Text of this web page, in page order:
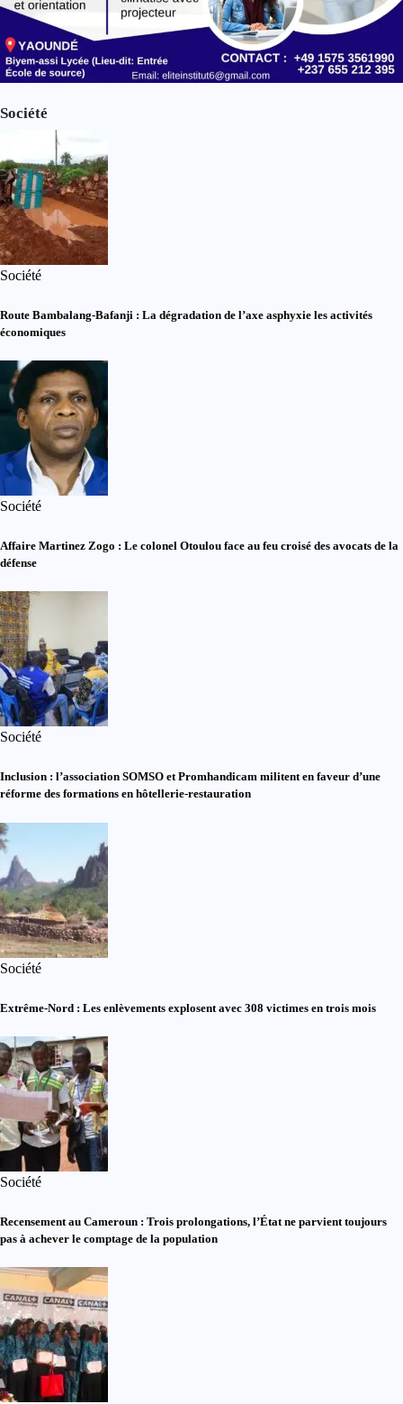
Société
Société
Route Bambalang-Bafanji : La dégradation de l’axe asphyxie les activités
économiques
Société
Affaire Martinez Zogo : Le colonel Otoulou face au feu croisé des avocats de la
défense
Société
Inclusion : l’association SOMSO et Promhandicam militent en faveur d’une
réforme des formations en hôtellerie-restauration
Société
Extrême-Nord : Les enlèvements explosent avec 308 victimes en trois mois
Société
Recensement au Cameroun : Trois prolongations, l’État ne parvient toujours
pas à achever le comptage de la population